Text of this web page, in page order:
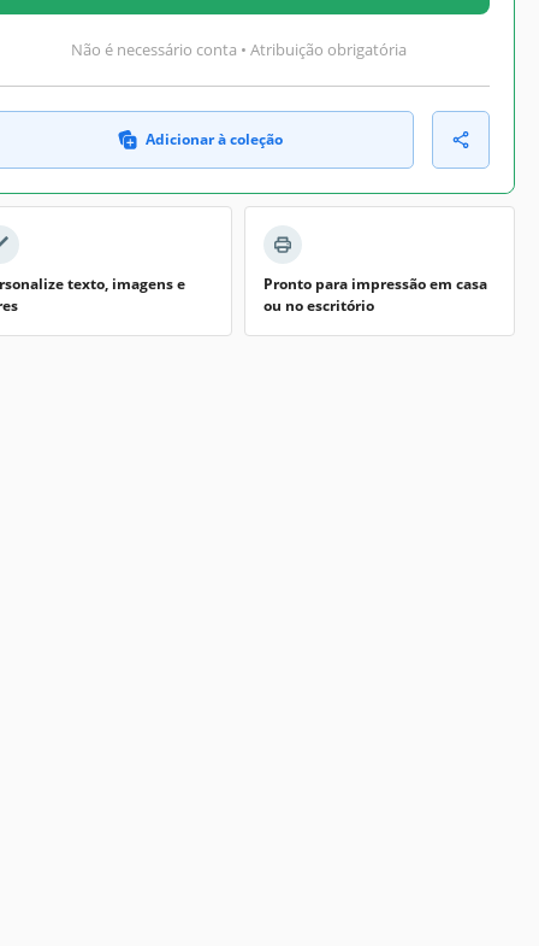
Não é necessário conta • Atribuição obrigatória
Adicionar à coleção
texto, imagens e
Pronto para impressão em casa
ou no escritório